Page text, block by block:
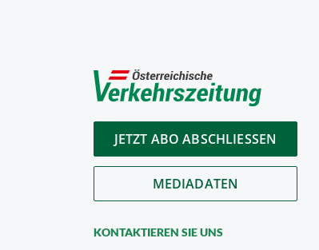
JETZT ABO ABSCHLIESSEN
MEDIADATEN
KONTAKTIEREN SIE UNS